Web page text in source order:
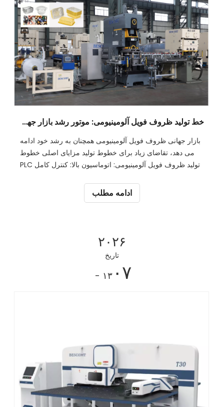
خط تولید ظروف فویل آلومینیومی: موتور رشد بازار جهانی بسته بندی مواد غذایی
بازار جهانی ظروف فویل آلومینیومی همچنان به رشد خود ادامه
می دهد، تقاضای زیاد برای خطوط تولید مزایای اصلی خطوط
تولید ظروف فویل آلومینیومی: اتوماسیون بالا: کنترل کامل PLC
ادامه مطلب
۲۰۲۶
تاریخ
۰۷ - ۱۳